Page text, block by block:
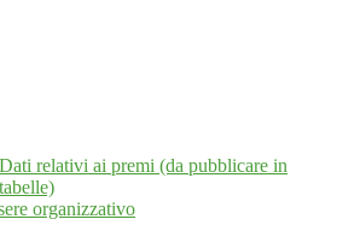
Dati relativi ai premi (da pubblicare in
tabelle)
organizzativo